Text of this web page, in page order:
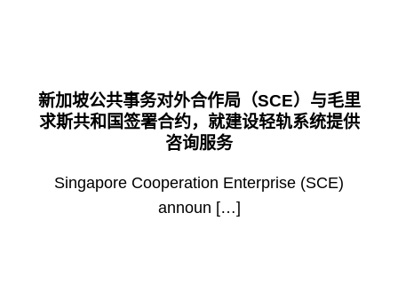
新加坡公共事务对外合作局（SCE）与毛里
求斯共和国签署合约，就建设轻轨系统提供
咨询服务
Singapore Cooperation Enterprise (SCE)
announ […]